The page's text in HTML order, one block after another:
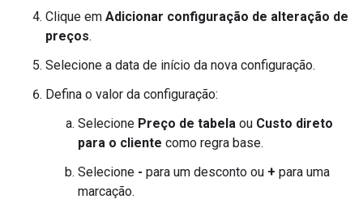
Clique em Adicionar configuração de alteração de
preços.
Selecione a data de início da nova configuração.
Defina o valor da configuração:
Selecione Preço de tabela ou Custo direto
para o cliente como regra base.
Selecione - para um desconto ou + para uma
marcação.